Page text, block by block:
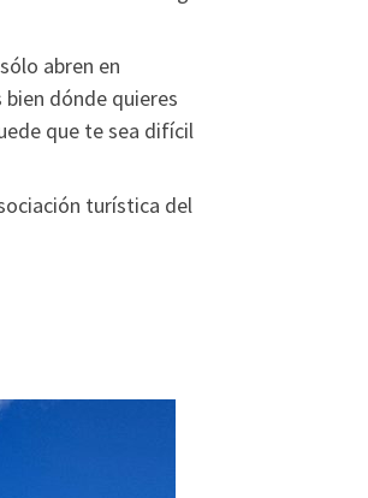
abren en
dónde quieres
que te sea difícil
turística del